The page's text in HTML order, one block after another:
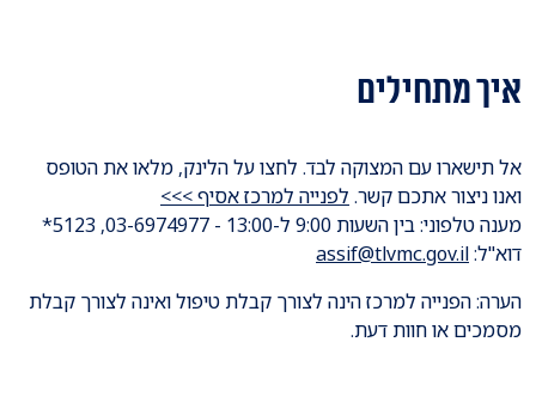
איך מתחילים
אל תישארו עם המצוקה לבד. לחצו על הלינק, מלאו את הטופס
ואנו ניצור אתכם קשר. לפנייה למרכז אסיף >>>
מענה טלפוני: בין השעות 9:00 ל-13:00 - 03-6974977, 5123*
דוא"ל:assif@tlvmc.gov.il
הערה: הפנייה למרכז הינה לצורך קבלת טיפול ואינה לצורך קבלת
מסמכים או חוות דעת.